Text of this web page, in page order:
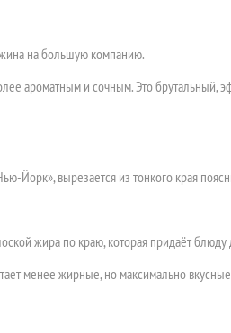
на большую компанию.
ароматным и сочным. Это
Йорк», вырезается из тонкого края
жира по краю, которая придаёт блюду
менее жирные, но максимально